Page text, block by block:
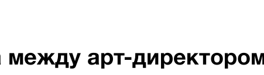
между арт-